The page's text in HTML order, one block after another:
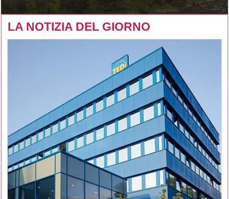
LA NOTIZIA DEL GIORNO